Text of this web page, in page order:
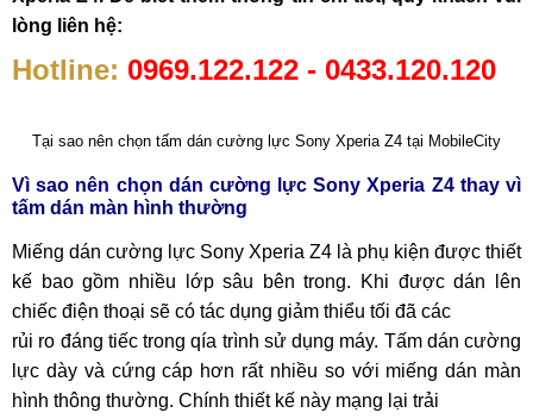
lòng liên hệ:
Hotline: 0969.122.122 - 0433.120.120
Tại sao nên chọn tấm dán cường lực Sony Xperia Z4 tại MobileCity
Vì sao nên chọn dán cường lực Sony Xperia Z4 thay vì
tấm dán màn hình thường
Miếng dán cường lực Sony Xperia Z4 là phụ kiện được thiết
kế bao gồm nhiều lớp sâu bên trong. Khi được dán lên
chiếc điện thoại sẽ có tác dụng giảm thiểu tối đã các
rủi ro đáng tiếc trong qía trình sử dụng máy. Tấm dán cường
lực dày và cứng cáp hơn rất nhiều so với miếng dán màn
hình thông thường. Chính thiết kế này mạng lại trải